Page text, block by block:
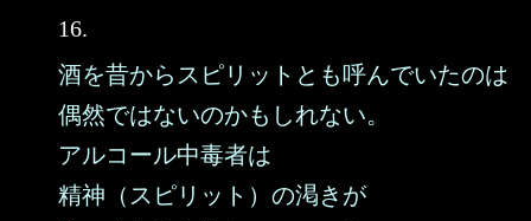
16.
酒を昔からスピリットとも呼んでいたのは
偶然ではないのかもしれない。
アルコール中毒者は
精神（スピリット）の渇きが